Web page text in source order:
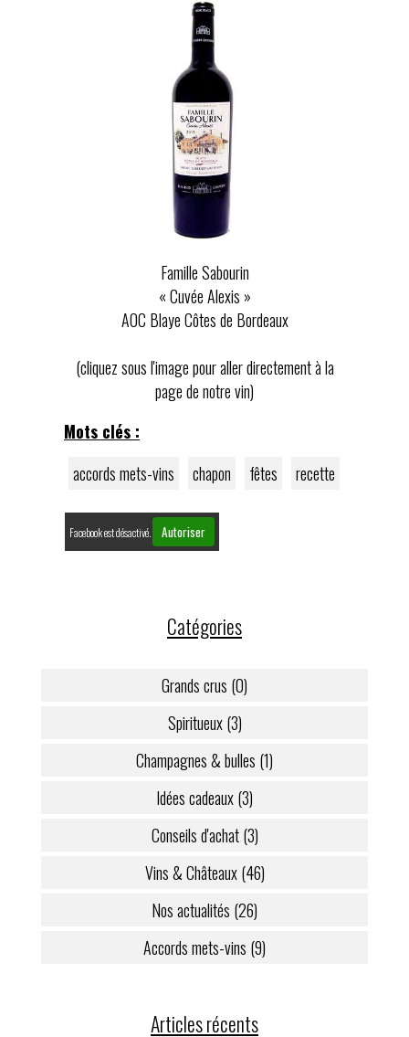
Famille Sabourin
« Cuvée Alexis »
AOC Blaye Côtes de Bordeaux
(cliquez sous l'image pour aller directement à la
page de notre vin)
Mots clés :
accords mets-vins
chapon fêtes recette
Facebook est désactivé. Autoriser
Catégories
Grands crus (0)
Spiritueux (3)
Champagnes & bulles (1)
Idées cadeaux (3)
Conseils d'achat (3)
Vins & Châteaux (46)
Nos actualités (26)
Accords mets-vins (9)
Articles récents